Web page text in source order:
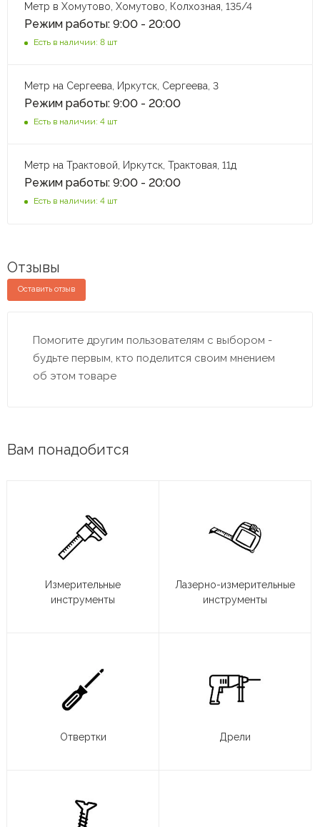
Метр в Хомутово, Хомутово, Колхозная, 135/4
Режим работы: 9:00 - 20:00
Есть в наличии: 8 шт
Метр на Сергеева, Иркутск, Сергеева, 3
Режим работы: 9:00 - 20:00
Есть в наличии: 4 шт
Метр на Трактовой, Иркутск, Трактовая, 11д
Режим работы: 9:00 - 20:00
Есть в наличии: 4 шт
Отзывы
Оставить отзыв
Помогите другим пользователям с выбором -
будьте первым, кто поделится своим мнением
об этом товаре
Вам понадобится
Измерительные
инструменты
Лазерно-измерительные
инструменты
Отвертки Дрели